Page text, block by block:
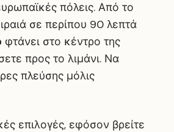
πόλεις. Από το
σε περίπου 90 λεπτά
φτάνει στο κέντρο της
προς το λιμάνι. Να
πλεύσης μόλις
επιλογές, εφόσον βρείτε